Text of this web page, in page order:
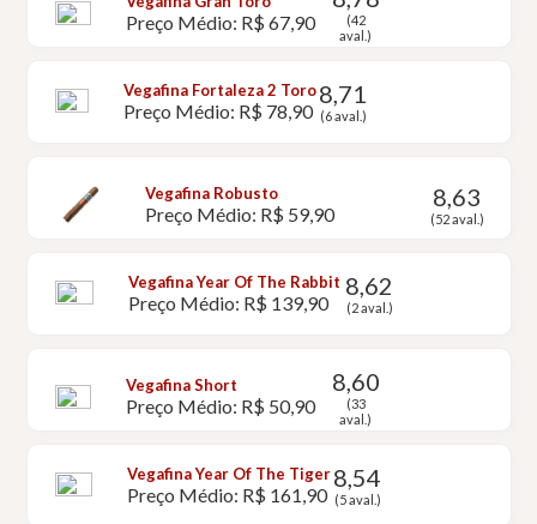
Preço Médio: R$ 67,90
(42
aval.)
Vegafina Fortaleza 2 Toro
Preço Médio: R$ 78,90
8,71
(6 aval.)
Vegafina Robusto
Preço Médio: R$ 59,90
8,63
(52 aval.)
Vegafina Year Of The Rabbit
Preço Médio: R$ 139,90
8,62
(2 aval.)
Vegafina Short
Preço Médio: R$ 50,90
8,60
(33
aval.)
Vegafina Year Of The Tiger
Preço Médio: R$ 161,90
8,54
(5 aval.)